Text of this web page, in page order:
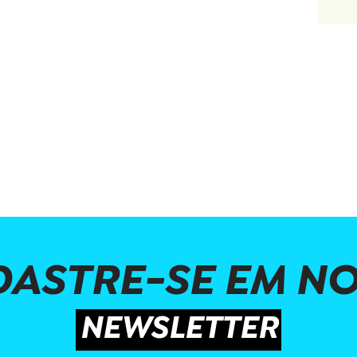
SE EM
NEWSLETTER